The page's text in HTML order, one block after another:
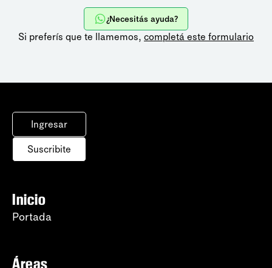
¿Necesitás ayuda?
Si preferís que te llamemos, completá este formulario
Ingresar
Suscribite
Inicio
Portada
Áreas